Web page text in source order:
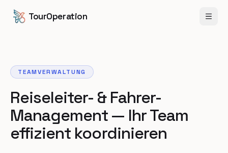
TourOperation
TEAMVERWALTUNG
Reiseleiter- & Fahrer-
Management — Ihr Team
effizient koordinieren